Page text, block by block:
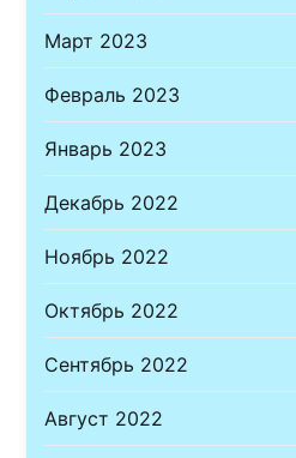
Март 2023
Февраль 2023
Январь 2023
Декабрь 2022
Ноябрь 2022
Октябрь 2022
Сентябрь 2022
Август 2022